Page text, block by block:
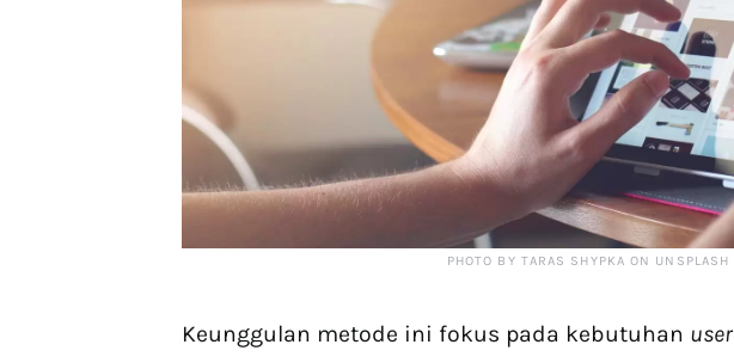
PHOTO BY TARAS SHYPKA ON UNSPLASH
Keunggulan metode ini fokus pada kebutuhan user